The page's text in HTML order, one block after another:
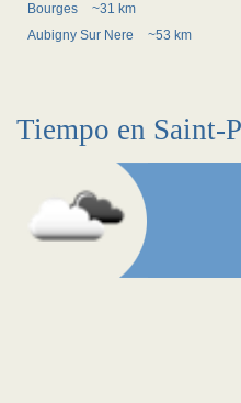
Bourges
~31 km
Aubigny Sur Nere
~53 km
Tiempo en Saint-